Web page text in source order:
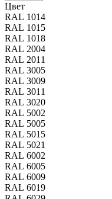
Цвет
Цвет
RAL 1014
RAL 1015
RAL 1018
RAL 2004
RAL 2011
RAL 3005
RAL 3009
RAL 3011
RAL 3020
RAL 5002
RAL 5005
RAL 5015
RAL 5021
RAL 6002
RAL 6005
RAL 6009
RAL 6019